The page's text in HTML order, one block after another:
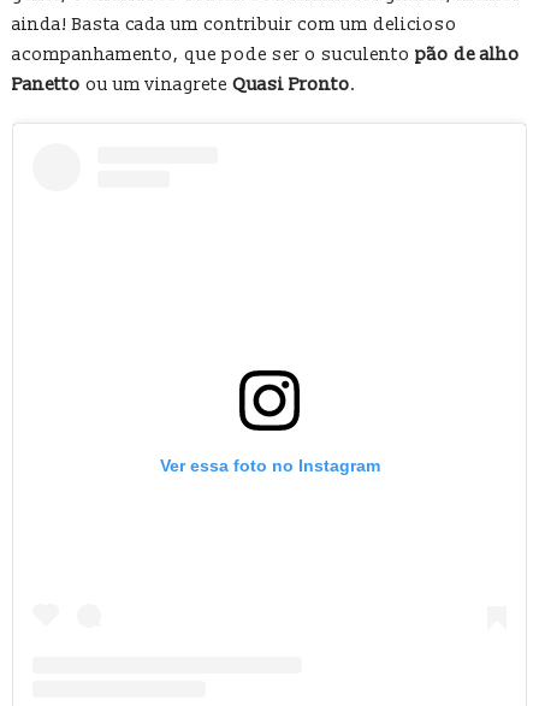
ainda! Basta cada um contribuir com um delicioso
acompanhamento, que pode ser o suculento pão de alho
Panetto ou um vinagrete Quasi Pronto.
Ver essa foto no Instagram